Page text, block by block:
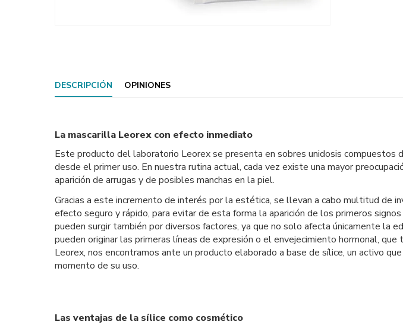
DESCRIPCIÓN OPINIONES
La mascarilla Leorex con efecto inmediato
Este producto del laboratorio Leorex se presenta en sobres unidosis
desde el primer uso. En nuestra rutina actual, cada vez existe una mayor
aparición de arrugas y de posibles manchas en la piel.
Gracias a este incremento de interés por la estética, se llevan a cabo multitud de
efecto seguro y rápido, para evitar de esta forma la aparición de los primeros
pueden surgir también por diversos factores, ya que no solo afecta únicamente la
pueden originar las primeras líneas de expresión o el envejecimiento hormonal,
Leorex, nos encontramos ante un producto elaborado a base de sílice, un activo
momento de su uso.
Las ventajas de la sílice como cosmético